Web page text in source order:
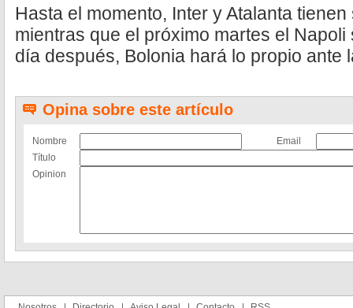
Hasta el momento, Inter y Atalanta
mientras que el próximo martes el
día después, Bolonia hará lo propio ante
Opina sobre este artículo
Nombre
Email
Título
Opinion